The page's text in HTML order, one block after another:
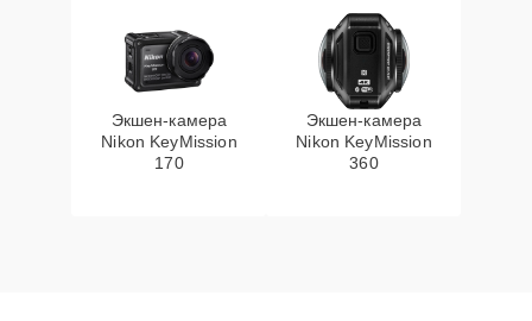
Экшен-камера
Nikon KeyMission
170
Экшен-камера
Nikon KeyMission
360